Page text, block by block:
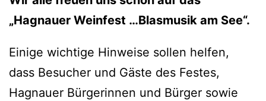
„Hagnauer Weinfest …Blasmusik am See“.
Einige wichtige Hinweise sollen helfen,
dass Besucher und Gäste des Festes,
Hagnauer Bürgerinnen und Bürger sowie